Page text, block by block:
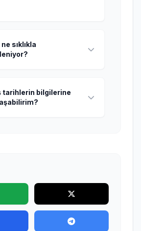
sıklıkla
tarihlerin bilgilerine